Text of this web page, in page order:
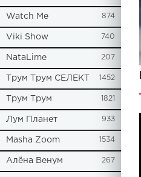
Watch Me 874
Viki Show 740
NataLime 207
Трум Трум СЕЛЕКТ 1452
Трум Трум 1821
Лум Планет 933
Masha Zoom 1534
Алёна Венум 267